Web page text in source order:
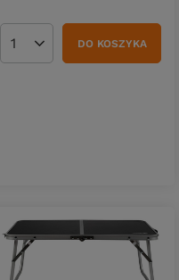
Ilość produktówDO KOSZYKA